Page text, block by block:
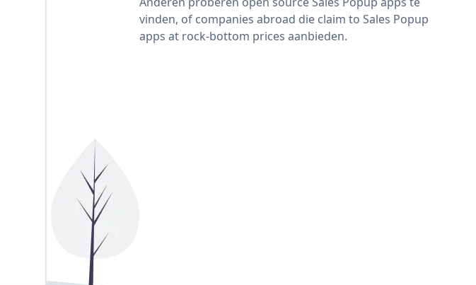
vinden, of companies abroad die claim to Sales Popup
apps at rock-bottom prices aanbieden.